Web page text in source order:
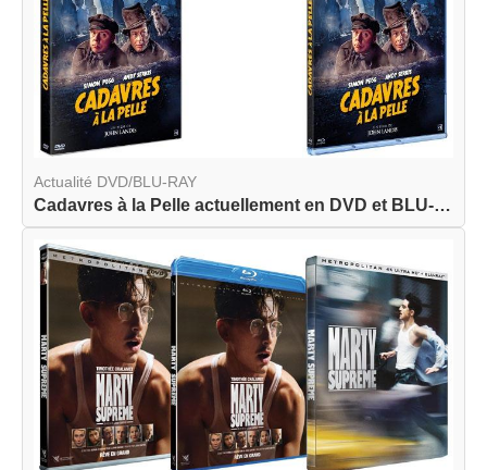
Actualité DVD/BLU-RAY
Cadavres à la Pelle actuellement en DVD et BLU-R...